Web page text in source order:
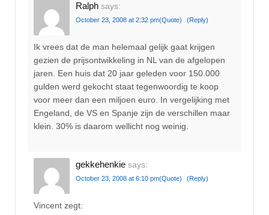
Ralph says:
October 23, 2008 at 2:32 pm(Quote) (Reply)
Ik vrees dat de man helemaal gelijk gaat krijgen
gezien de prijsontwikkeling in NL van de afgelopen
jaren. Een huis dat 20 jaar geleden voor 150.000
gulden werd gekocht staat tegenwoordig te koop
voor meer dan een miljoen euro. In vergelijking met
Engeland, de VS en Spanje zijn de verschillen maar
klein. 30% is daarom wellicht nog weinig.
gekkehenkie says:
October 23, 2008 at 6:10 pm(Quote) (Reply)
Vincent zegt: